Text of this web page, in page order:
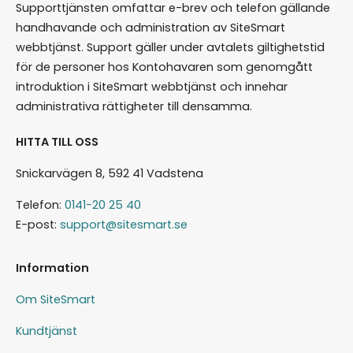
telefon.nr, e-postadress och eventuellt
meddelande om allergier eller annat för den
som anmält sig. Den som anmäler sig får
också ett e-postmeddelande med en
bekräftelse. I det e-postmeddelandet finns
en länk för att avboka sig från eventet.
Hur går det till med avbokning?
Den som anmält sig kan i
post, klicka på en länk för att göra en
avbokning. Om någon gör en avbokning så
information om vem som bokat av sig och
avbokningen får ett bekräftelse mail.
Supporttjänsten omfattar e-brev och telefon gällande
handhavande och administration av SiteSmart
webbtjänst. Support gäller under avtalets giltighetstid
för de personer hos Kontohavaren som genomgått
introduktion i SiteSmart webbtjänst och innehar
administrativa rättigheter till densamma.
HITTA TILL OSS
Snickarvägen 8, 592 41 Vadstena
Telefon: 0141-20 25 40
E-post: support@sitesmart.se
Information
Om SiteSmart
Kundtjänst